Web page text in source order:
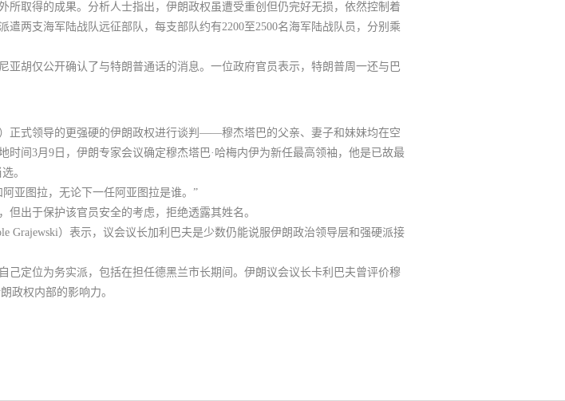
取得的成果。分析人士指出，伊朗政权虽遭受重创但仍完好无损，依然控制着
两支海军陆战队远征部队，每支部队约有2200至2500名海军陆战队员，分别乘
亚胡仅公开确认了与特朗普通话的消息。一位政府官员表示，特朗普周一还与巴
正式领导的更强硬的伊朗政权进行谈判——穆杰塔巴的父亲、妻子和妹妹均在空
间3月9日，伊朗专家会议确定穆杰塔巴·哈梅内伊为新任最高领袖，他是已故最
。
亚图拉，无论下一任阿亚图拉是谁。”
，但出于保护该官员安全的考虑， 拒绝透露其姓名。
Grajewski）表示，议会议长加利巴夫是少数仍能说服伊朗政治领导层和强硬派接
定位为务实派，包括在担任德黑兰市长期间。 伊朗议会议长卡利巴夫曾评价穆
政权内部的影响力。